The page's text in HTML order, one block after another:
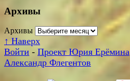
Архивы
Архивы
↑ Наверх
Войти - Проект Юрия Ерёмина
Александр Флегентов